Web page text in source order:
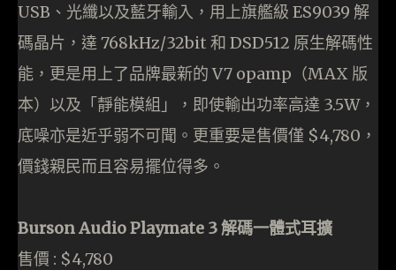
USB、光纖以及藍牙輸入，用上旗艦級 ES9039 解
碼晶片，達 768kHz/32bit 和 DSD512 原生解碼性
能，更是用上了品牌最新的 V7 opamp（MAX 版
本）以及「靜能模組」，即使輸出功率高達 3.5W，
底噪亦是近乎弱不可聞。更重要是售價僅 $4,780，
價錢親民而且容易擺位得多。
Burson Audio Playmate 3 解碼一體式耳擴
售價 : $4,780